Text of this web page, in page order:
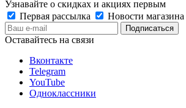
Узнавайте о скидках и акциях первым
Первая рассылка
Новости магазина
Оставайтесь на связи
Вконтакте
Telegram
YouTube
Одноклассники